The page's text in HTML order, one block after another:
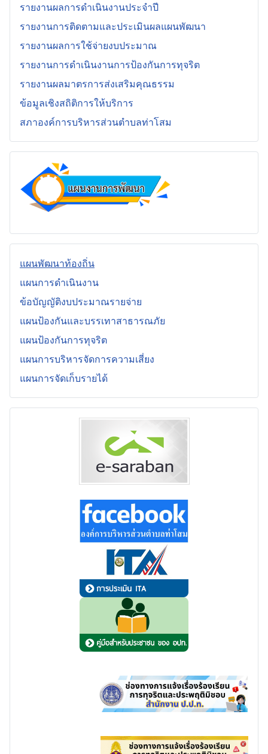
รายงานผลการดำเนินงานประจำปี
รายงานการติดตามและประเมินผลแผนพัฒนา
รายงานผลการใช้จ่ายงบประมาณ
รายงานการดำเนินงานการป้องกันการทุจริต
รายงานผลมาตรการส่งเสริมคุณธรรม
ข้อมูลเชิงสถิติการให้บริการ
สภาองค์การบริหารส่วนตำบลท่าโสม
แผนพัฒนาท้องถิ่น
แผนการดำเนินงาน
ข้อบัญญัติงบประมาณรายจ่าย
แผนป้องกันและบรรเทาสาธารณภัย
แผนป้องกันการทุจริต
แผนการบริหารจัดการความเสี่ยง
แผนการจัดเก็บรายได้